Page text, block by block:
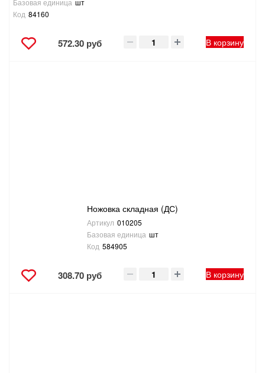
Базовая единица шт
Код 84160
572.30 руб В корзину
Ножовка складная (ДС)
Артикул 010205
Базовая единица шт
Код 584905
308.70 руб В корзину